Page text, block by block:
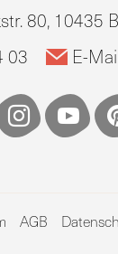
80, 10435
03
E-
AGB